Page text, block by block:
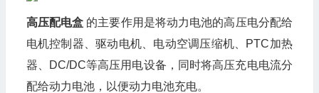
高压配电盒 的主要作用是将动力电池的高压电分配给
电机控制器、驱动电机、电动空调压缩机、PTC加热
器、DC/DC等高压用电设备，同时将高压充电电流分
配给动力电池，以便动力电池充电。